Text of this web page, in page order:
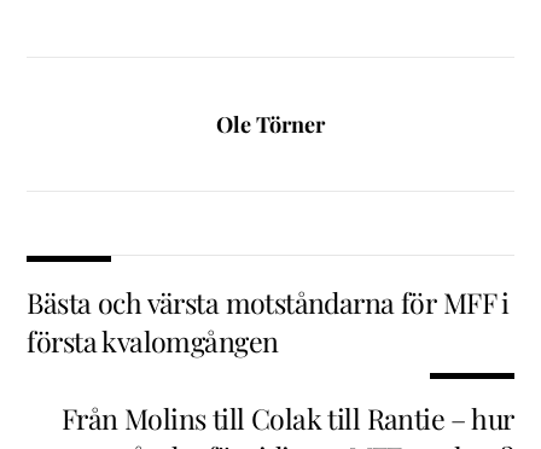
Ole Törner
Bästa och värsta motståndarna för MFF i
första kvalomgången
Från Molins till Colak till Rantie – hur